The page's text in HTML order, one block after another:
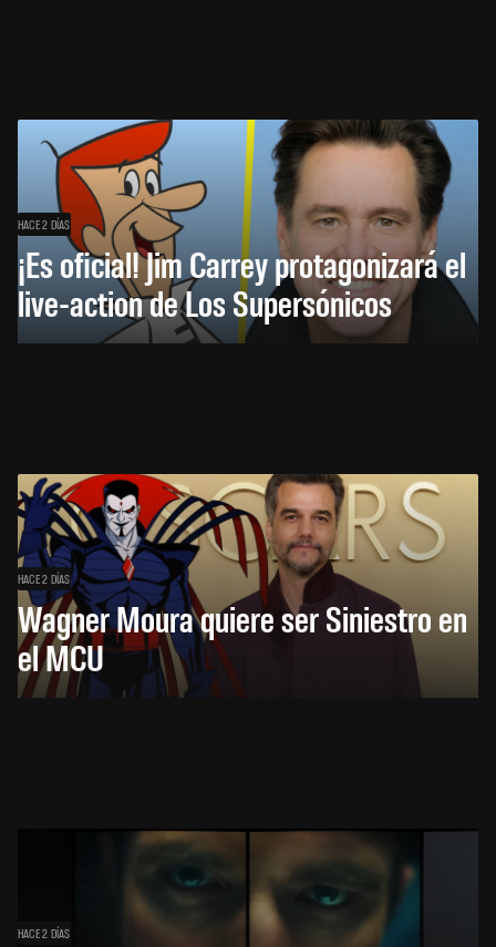
HACE 2 DÍAS
¡Es oficial! Jim Carrey protagonizará el
live-action de Los Supersónicos
HACE 2 DÍAS
Wagner Moura quiere ser Siniestro en
el MCU
HACE 2 DÍAS